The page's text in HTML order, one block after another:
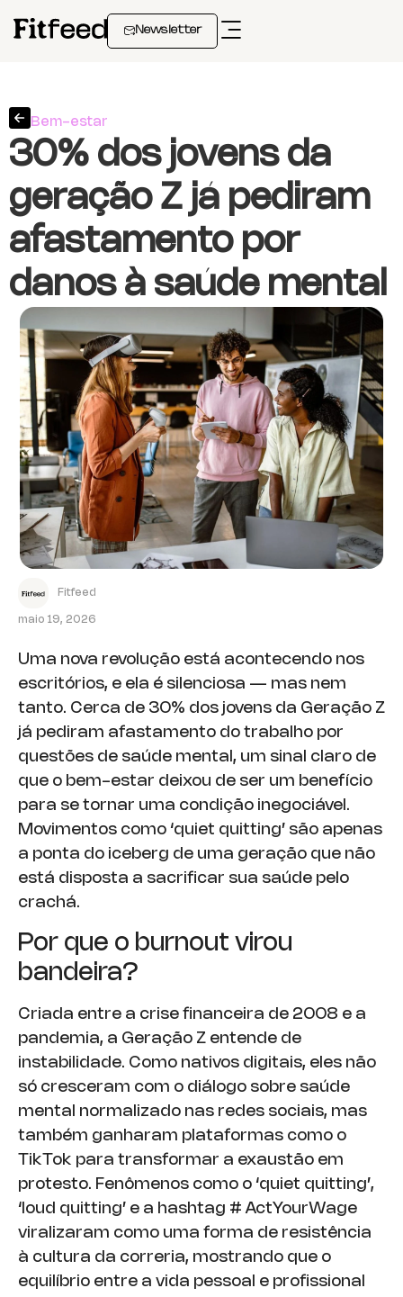
Newsletter
Bem-estar
30% dos jovens da
geração Z já pediram
afastamento por
danos à saúde mental
Fitfeed
maio 19, 2026
Uma nova revolução está acontecendo nos
escritórios, e ela é silenciosa — mas nem
tanto. Cerca de 30% dos jovens da Geração Z
já pediram afastamento do trabalho por
questões de saúde mental, um sinal claro de
que o bem-estar deixou de ser um benefício
para se tornar uma condição inegociável.
Movimentos como ‘quiet quitting’ são apenas
a ponta do iceberg de uma geração que não
está disposta a sacrificar sua saúde pelo
crachá.
Por que o burnout virou
bandeira?
Criada entre a crise financeira de 2008 e a
pandemia, a Geração Z entende de
instabilidade. Como nativos digitais, eles não
só cresceram com o diálogo sobre saúde
mental normalizado nas redes sociais, mas
também ganharam plataformas como o
TikTok para transformar a exaustão em
protesto. Fenômenos como o ‘quiet quitting’,
‘loud quitting’ e a hashtag # ActYourWage
viralizaram como uma forma de resistência
à cultura da correria, mostrando que o
equilíbrio entre a vida pessoal e profissional